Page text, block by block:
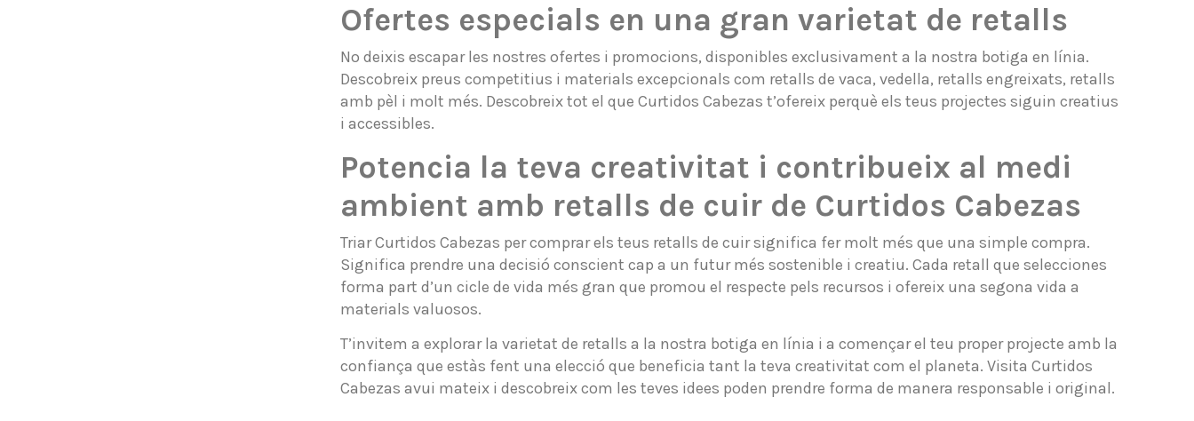
Ofertes especials en una gran varietat de retalls
No deixis escapar les nostres ofertes i promocions, disponibles exclusivament a la nostra botiga en línia.
Descobreix preus competitius i materials excepcionals com retalls de vaca, vedella, retalls engreixats, retalls
amb pèl i molt més. Descobreix tot el que Curtidos Cabezas t’ofereix perquè els teus projectes siguin creatius
i accessibles.
Potencia la teva creativitat i contribueix al medi
ambient amb retalls de cuir de Curtidos Cabezas
Triar Curtidos Cabezas per comprar els teus retalls de cuir significa fer molt més que una simple compra.
Significa prendre una decisió conscient cap a un futur més sostenible i creatiu. Cada retall que selecciones
forma part d’un cicle de vida més gran que promou el respecte pels recursos i ofereix una segona vida a
materials valuosos.
T’invitem a explorar la varietat de retalls a la nostra botiga en línia i a començar el teu proper projecte amb la
confiança que estàs fent una elecció que beneficia tant la teva creativitat com el planeta. Visita Curtidos
Cabezas avui mateix i descobreix com les teves idees poden prendre forma de manera responsable i original.